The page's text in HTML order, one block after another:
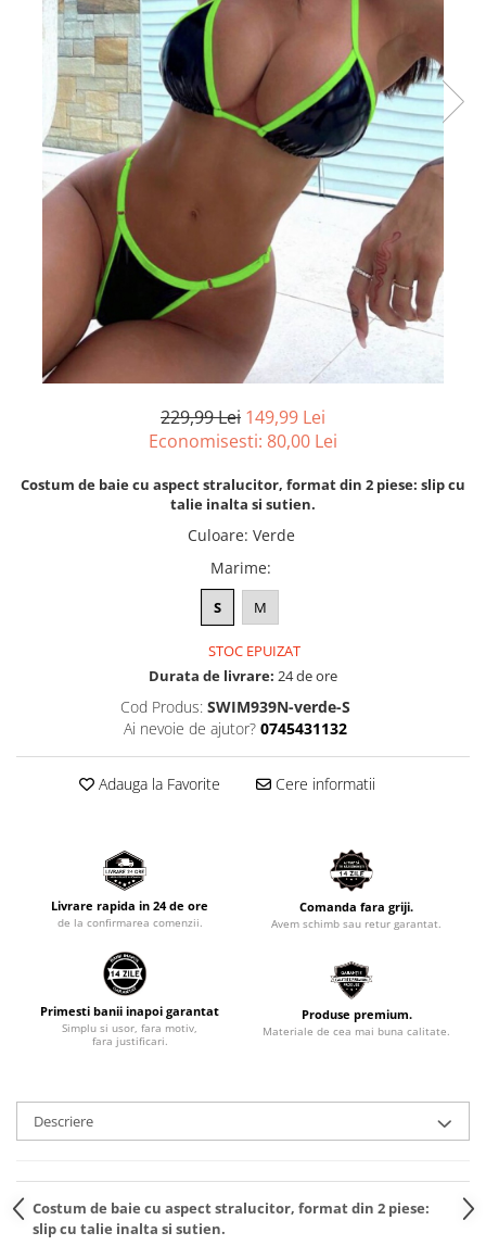
229,99 Lei 149,99 Lei
Economisesti: 80,00 Lei
Costum de baie cu aspect stralucitor, format din 2 piese: slip cu
talie inalta si sutien.
Culoare: Verde
Marime:
S M
STOC EPUIZAT
Durata de livrare: 24 de ore
Cod Produs: SWIM939N-verde-S
Ai nevoie de ajutor? 0745431132
Adauga la Favorite Cere informatii
Livrare rapida in 24 de ore
de la confirmarea comenzii.
Comanda fara griji.
Avem schimb sau retur garantat.
Primesti banii inapoi garantat
Simplu si usor, fara motiv,
fara justificari.
Produse premium.
Materiale de cea mai buna calitate.
Descriere
Costum de baie cu aspect stralucitor, format din 2 piese:
slip cu talie inalta si sutien.